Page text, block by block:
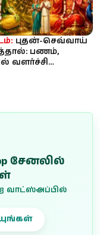
புதன்-செவ்வாய்
பணம்,
வளர்ச்சி
சேனலில்
வாட்ஸ்அப்பில்